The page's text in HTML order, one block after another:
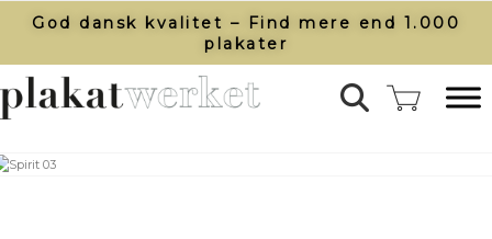
God dansk kvalitet – Find mere end 1.000
plakater​